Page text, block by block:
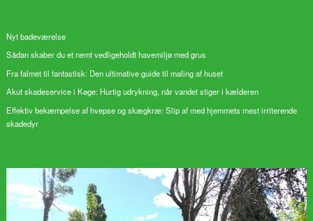
Nyt badeværelse
Sådan skaber du et nemt vedligeholdt havemiljø med grus
Fra falmet til fantastisk: Den ultimative guide til maling af huset
Akut skadeservice i Køge: Hurtig udrykning, når vandet stiger i kælderen
Effektiv bekæmpelse af hvepse og skægkræ: Slip af med hjemmets mest irriterende
skadedyr